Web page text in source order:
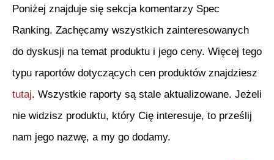
Poniżej znajduje się sekcja komentarzy Spec
Ranking. Zachęcamy wszystkich zainteresowanych
do dyskusji na temat produktu i jego ceny. Więcej tego
typu raportów dotyczących cen produktów znajdziesz
tutaj. Wszystkie raporty są stale aktualizowane. Jeżeli
nie widzisz produktu, który Cię interesuje, to prześlij
nam jego nazwę, a my go dodamy.